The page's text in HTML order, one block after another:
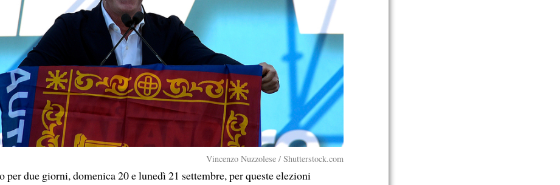
Vincenzo Nuzzolese / Shutterstock.com
per due giorni, domenica 20 e lunedì 21 settembre, per queste elezioni